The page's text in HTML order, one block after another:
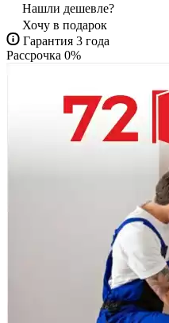
Нашли дешевле?
Хочу в подарок
Гарантия 3 года
Рассрочка 0%